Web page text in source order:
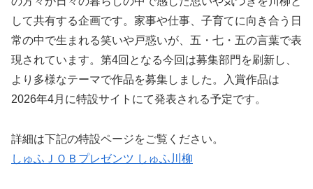
して共有する企画です。家事や仕事、子育てに向き合う日
常の中で生まれる笑いや戸惑いが、五・七・五の言葉で表
現されています。第4回となる今回は募集部門を刷新し、
より多様なテーマで作品を募集しました。入賞作品は
2026年4月に特設サイトにて発表される予定です。
詳細は下記の特設ページをご覧ください。
しゅふＪＯＢプレゼンツ しゅふ川柳